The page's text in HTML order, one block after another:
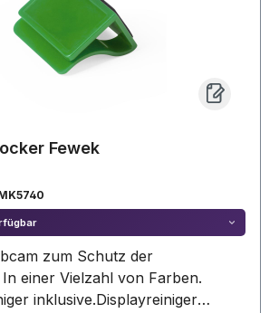
Fewek
zum Schutz der
einer Vielzahl von Farben.
inklusive.Displayreiniger